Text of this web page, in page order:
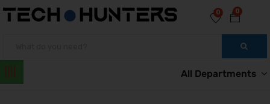
0
0
All Departments